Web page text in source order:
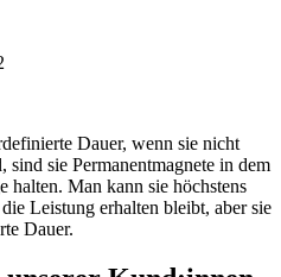
Dauer, wenn sie nicht
sind sie Permanentmagnete in dem
halten. Man kann sie höchstens
Leistung erhalten bleibt, aber sie
Dauer.